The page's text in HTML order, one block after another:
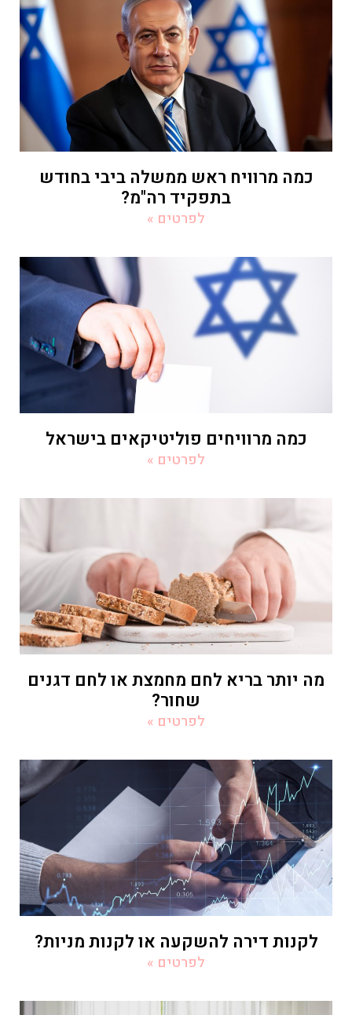
כמה מרוויח ראש ממשלה ביבי בחודש
בתפקיד רה"מ?
לפרטים »
כמה מרוויחים פוליטיקאים בישראל
לפרטים »
מה יותר בריא לחם מחמצת או לחם דגנים
שחור?
לפרטים »
לקנות דירה להשקעה או לקנות מניות?
לפרטים »